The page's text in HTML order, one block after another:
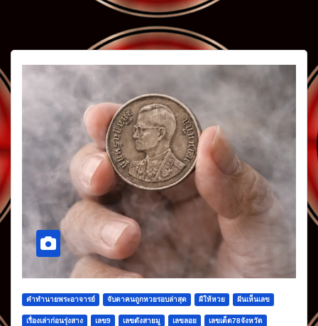
คำทำนายพระอาจารย์ จับตาคนถูกหวยรอบล่าสุด ผีให้หวย ฝันเห็นเลข
เรื่องเล่าก่อนรุ่งสาง เลข9 เลขดังสายมู เลขลอย เลขเด็ด78จังหวัด